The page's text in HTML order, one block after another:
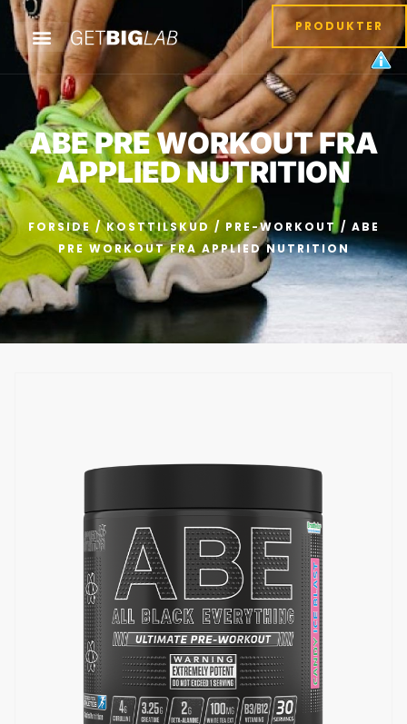
PRODUKTER
ABE PRE WORKOUT FRA
APPLIED NUTRITION
FORSIDE /KOSTTILSKUD / PRE-WORKOUT/ ABE
PRE WORKOUT FRA APPLIED NUTRITION